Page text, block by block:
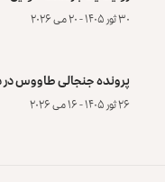
۳۰ ثور ۱۴۰۵ - ۲۰ می ۲۰۲۶
پرونده‌ جنجالی طاووس در
۲۶ ثور ۱۴۰۵ - ۱۶ می ۲۰۲۶